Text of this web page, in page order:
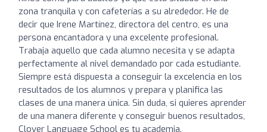
zona tranquila y con cafeterías a su alrededor. He de
decir que Irene Martínez, directora del centro, es una
persona encantadora y una excelente profesional.
Trabaja aquello que cada alumno necesita y se adapta
perfectamente al nivel demandado por cada estudiante.
Siempre está dispuesta a conseguir la excelencia en los
resultados de los alumnos y prepara y planifica las
clases de una manera única. Sin duda, si quieres aprender
de una manera diferente y conseguir buenos resultados,
Clover Language School es tu academia.